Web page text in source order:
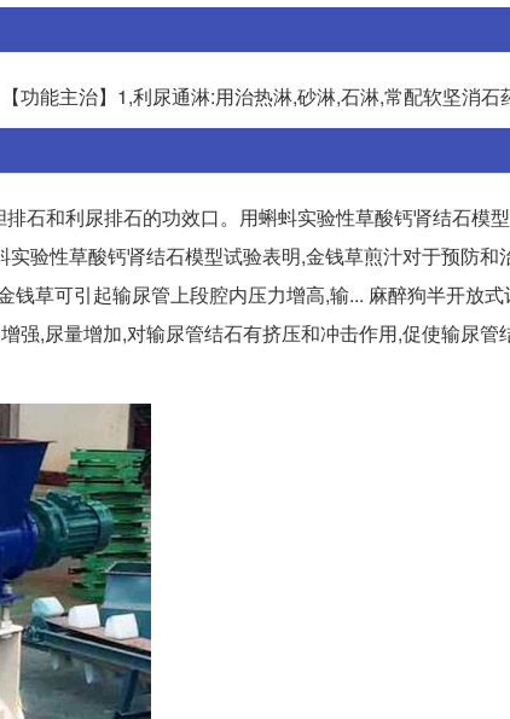
功能主治】1,利尿通淋:用治热淋,砂淋,石淋,常配软坚消石
石和利尿排石的功效口。用蝌蚪实验性草酸钙肾结石模
验性草酸钙肾结石模型试验表明,金钱草煎汁对于预防和
草可引起输尿管上段腔内压力增高,输... 麻醉狗半开放
强,尿量增加,对输尿管结石有挤压和冲击作用,促使输尿管